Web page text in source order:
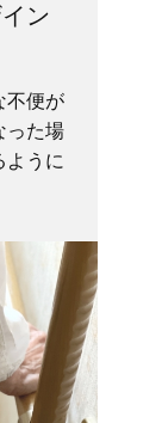
ン
不便が
った場
ように